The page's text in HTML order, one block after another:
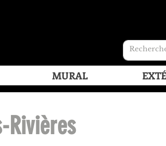
MURAL
Rivières